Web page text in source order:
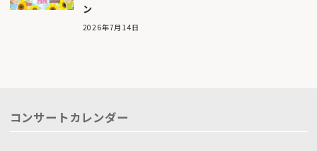
ン
2026年7月14日
コンサートカレンダー